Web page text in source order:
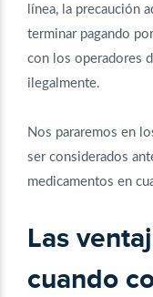
línea, la precaución
terminar pagando
con los operadores
ilegalmente.
Nos pararemos en
ser considerados
medicamentos en
Las
cuando